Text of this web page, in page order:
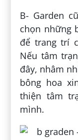
B- Garden
chọn những
để trang trí
Nếu tâm
đây, nhâm
bông hoa
thiện tâm
mình.